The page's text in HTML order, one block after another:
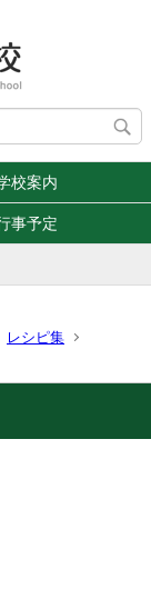
校案内
事予定
レシピ集